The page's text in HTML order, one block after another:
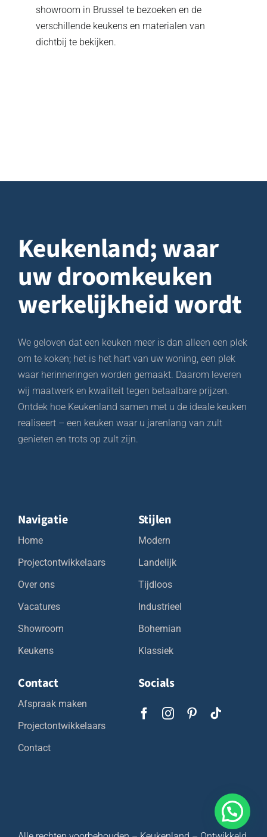
showroom in Brussel te bezoeken en de
verschillende keukens en materialen van
dichtbij te bekijken.
Keukenland;waar
uw droomkeuken
werkelijkheid wordt
We geloven dat een keuken meer is dan alleen een plek
om te koken; het is het hart van uw woning, een plek
waar herinneringen worden gemaakt. Daarom leveren
wij maatwerk en kwaliteit tegen betaalbare prijzen.
Ontdek hoe Keukenland samen met u de ideale keuken
realiseert – een keuken waar u jarenlang van zult
genieten en trots op zult zijn.
Navigatie
Home
Projectontwikkelaars
Over ons
Vacatures
Showroom
Keukens
Stijlen
Modern
Landelijk
Tijdloos
Industrieel
Bohemian
Klassiek
Contact
Afspraak maken
Projectontwikkelaars
Contact
Socials